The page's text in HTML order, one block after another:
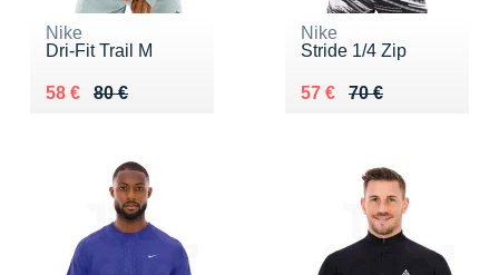
Nike
Dri-Fit Trail M
80 €
Au lieu de 80 €
58 €
Vendu 58 €
Nike
Stride 1/4 Zip
70 €
Au lieu de 70 €
57 €
Vendu 57 €